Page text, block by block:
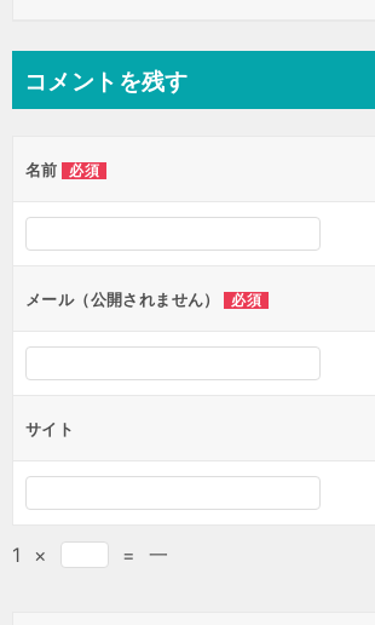
コメントを残す
名前 必須
メール（公開されません） 必須
サイト
1 × = 一